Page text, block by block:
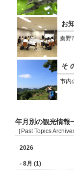
お
秦野
そ
市内
年月別の観光情報
［Past Topics
2026
- 8月 (1)